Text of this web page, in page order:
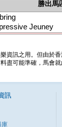
勝出馬
Jeuney
資訊之用。但由於
盡可能準確，馬會
訊
庫